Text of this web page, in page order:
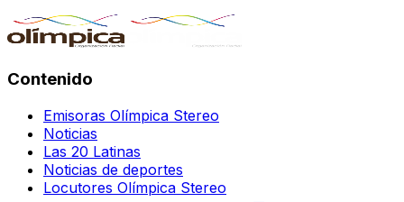
Contenido
Emisoras Olímpica Stereo
Noticias
Las 20 Latinas
Noticias de deportes
Locutores Olímpica Stereo